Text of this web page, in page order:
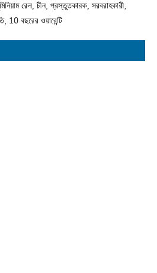
রেল, চীন, প্রস্তুতকারক, সরবরাহকারী,
10 বছরের ওয়ারেন্টি